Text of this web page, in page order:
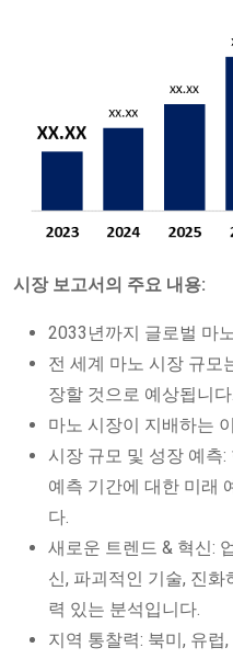
시장 보고서의 주요 내용:
2033년까지 글로벌 마
전 세계 마노 시장 규모
장할 것으로 예상됩니다.
마노 시장이 지배하는
시장 규모 및 성장 예측
예측 기간에 대한 미래
다.
새로운 트렌드 & 혁신:
신, 파괴적인 기술, 진
력 있는 분석입니다.
지역 통찰력: 북미, 유